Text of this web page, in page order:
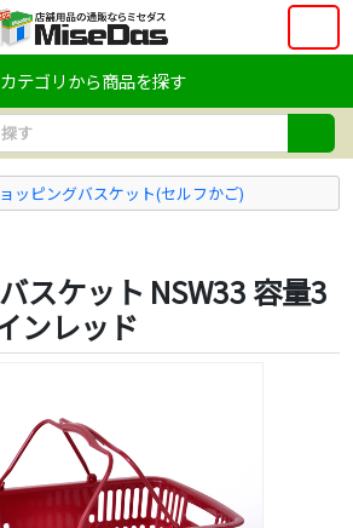
カテゴリから商品を探す
ッピングバスケット(セルフかご)
スケット NSW33 容量3
ンレッド